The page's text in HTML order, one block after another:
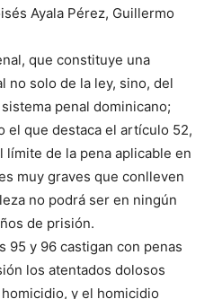
Ayala Pérez, Guillermo
que constituye una
no solo de la ley, sino, del
penal dominicano;
el que destaca el artículo 52,
límite de la pena aplicable en
muy graves que conlleven
no podrá ser en ningún
de prisión.
95 y 96 castigan con penas
los atentados dolosos
y el homicidio